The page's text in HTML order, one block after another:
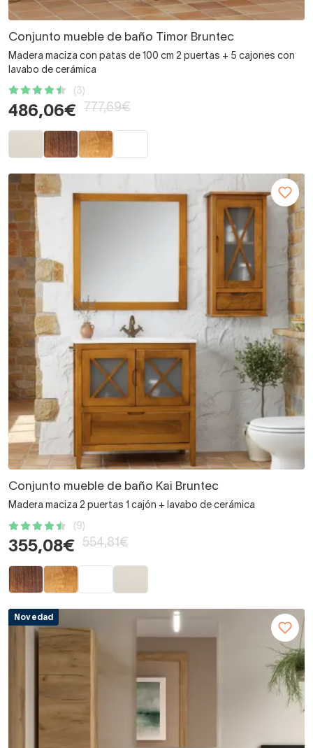
Conjunto mueble de baño Timor Bruntec
Madera maciza con patas de 100 cm 2 puertas + 5 cajones con
lavabo de cerámica
(3)
486,06€ 777,69€
Conjunto mueble de baño Kai Bruntec
Madera maciza 2 puertas 1 cajón + lavabo de cerámica
(9)
355,08€ 554,81€
Novedad